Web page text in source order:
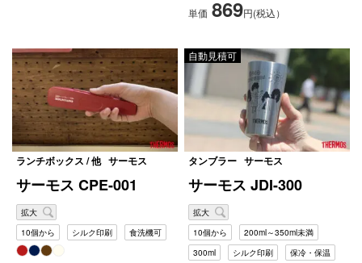
単価 869円(税込）
ランチボックス / 他 サーモス
サーモス CPE-001
拡大
10個から
シルク印刷 食洗機可
自動見積可
タンブラー サーモス
サーモス JDI-300
拡大
10個から
200ml～350ml未満
300ml
シルク印刷 保冷・保温